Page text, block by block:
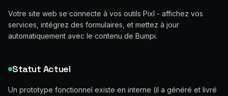
Votre site web se connecte à vos outils Pixl - affichez vos
services, intégrez des formulaires, et mettez à jour
automatiquement avec le contenu de Bumpi.
Statut Actuel
Un prototype fonctionnel existe en interne (il a généré et livré